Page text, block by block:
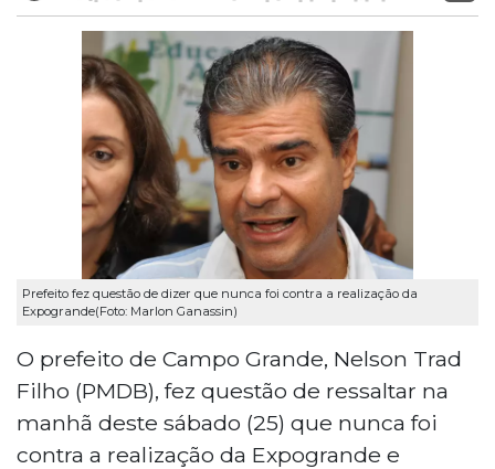
Prefeito fez questão de dizer que nunca foi contra a realização da
Expogrande(Foto: Marlon Ganassin)
O prefeito de Campo Grande, Nelson Trad
Filho (PMDB), fez questão de ressaltar na
manhã deste sábado (25) que nunca foi
contra a realização da Expogrande e